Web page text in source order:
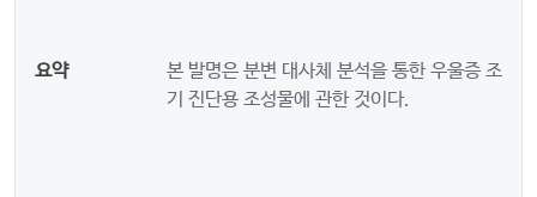
요약
본 발명은 분변 대사체 분석을 통한 우울증 조
기 진단용 조성물에 관한 것이다.